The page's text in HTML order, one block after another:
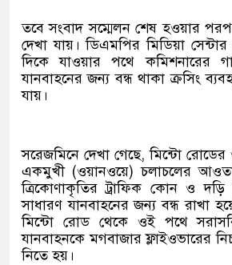
তবে সংবাদ সম্মেলন শেষ হওয়ার
দেখা যায়। ডিএমপির মিডিয়া
দিকে যাওয়ার পথে কমিশনারের
যানবাহনের জন্য বন্ধ থাকা ক্রসিং
যায়।
সরেজমিনে দেখা গেছে, মিন্টো রোডের
একমুখী (ওয়ানওয়ে) চলাচলের
ত্রিকোণাকৃতির ট্রাফিক কোন ও দড়ি
সাধারণ যানবাহনের জন্য বন্ধ রাখা
মিন্টো রোড থেকে ওই পথে
যানবাহনকে মগবাজার ফ্লাইওভারের
নিতে হয়।